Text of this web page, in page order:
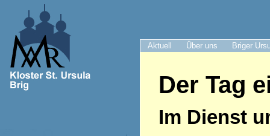
Aktuell Über uns Briger
Der Tag
Im Dienst